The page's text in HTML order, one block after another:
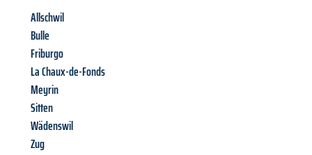
Allschwil
Bulle
Friburgo
La Chaux-de-Fonds
Meyrin
Sitten
Wädenswil
Zug